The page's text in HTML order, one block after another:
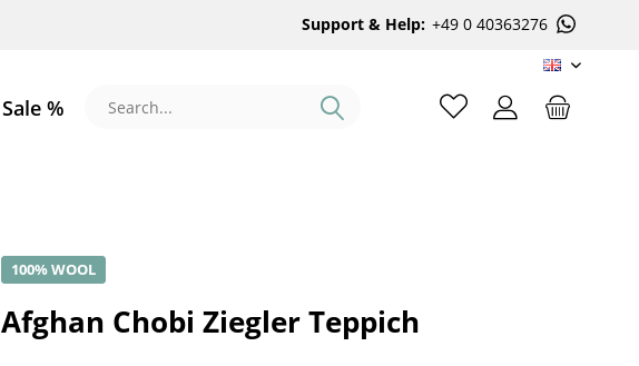
Support & Help: +49 0 40363276
EN
Sale %
100% WOOL
Afghan Chobi Ziegler Teppich